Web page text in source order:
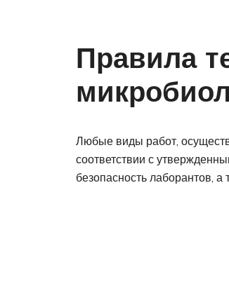
Правила
Любые виды работ,
соответствии с
безопасность лаборантов, а